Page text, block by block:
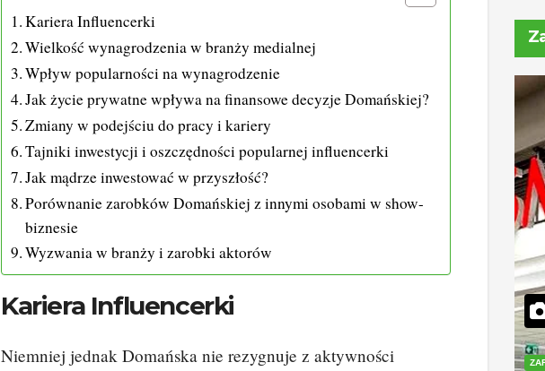
Kariera Influencerki
Wielkość wynagrodzenia w branży medialnej
Wpływ popularności na wynagrodzenie
Jak życie prywatne wpływa na finansowe decyzje Domańskiej?
Zmiany w podejściu do pracy i kariery
Tajniki inwestycji i oszczędności popularnej influencerki
Jak mądrze inwestować w przyszłość?
Porównanie zarobków Domańskiej z innymi osobami w show-
biznesie
Wyzwania w branży i zarobki aktorów
Kariera Influencerki
Niemniej jednak Domańska nie rezygnuje z aktywności